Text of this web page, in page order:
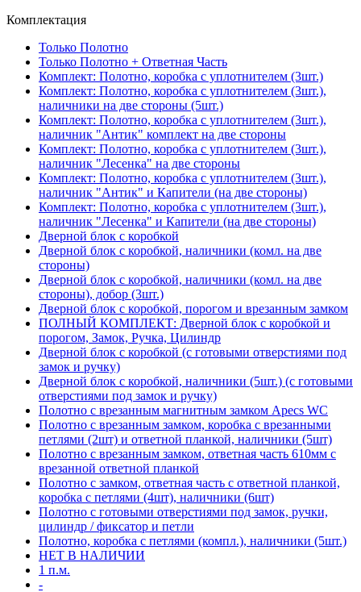
Комплектация
Только Полотно
Только Полотно + Ответная Часть
Комплект: Полотно, коробка с уплотнителем (3шт.)
Комплект: Полотно, коробка с уплотнителем (3шт.),
наличники на две стороны (5шт.)
Комплект: Полотно, коробка с уплотнителем (3шт.),
наличник "Антик" комплект на две стороны
Комплект: Полотно, коробка с уплотнителем (3шт.),
наличник "Лесенка" на две стороны
Комплект: Полотно, коробка с уплотнителем (3шт.),
наличник "Антик" и Капители (на две стороны)
Комплект: Полотно, коробка с уплотнителем (3шт.),
наличник "Лесенка" и Капители (на две стороны)
Дверной блок с коробкой
Дверной блок с коробкой, наличники (комл. на две
стороны)
Дверной блок с коробкой, наличники (комл. на две
стороны), добор (3шт.)
Дверной блок с коробкой, порогом и врезанным замком
ПОЛНЫЙ КОМПЛЕКТ: Дверной блок с коробкой и
порогом, Замок, Ручка, Цилиндр
Дверной блок с коробкой (с готовыми отверстиями под
замок и ручку)
Дверной блок с коробкой, наличники (5шт.) (с готовыми
отверстиями под замок и ручку)
Полотно с врезанным магнитным замком Apecs WC
Полотно с врезанным замком, коробка с врезанными
петлями (2шт) и ответной планкой, наличники (5шт)
Полотно с врезанным замком, ответная часть 610мм с
врезанной ответной планкой
Полотно с замком, ответная часть с ответной планкой,
коробка с петлями (4шт), наличники (6шт)
Полотно с готовыми отверстиями под замок, ручки,
цилиндр / фиксатор и петли
Полотно, коробка с петлями (компл.), наличники (5шт.)
НЕТ В НАЛИЧИИ
1 п.м.
-